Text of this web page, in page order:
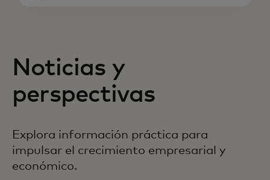
Noticias y
perspectivas
Explora información práctica para
impulsar el crecimiento empresarial y
económico.